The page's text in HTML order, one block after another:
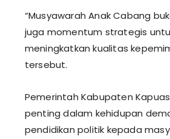
“Musyawarah Anak Cabang
juga momentum strategis
meningkatkan kualitas
tersebut.
Pemerintah Kabupaten
penting dalam kehidupan
pendidikan politik kepada